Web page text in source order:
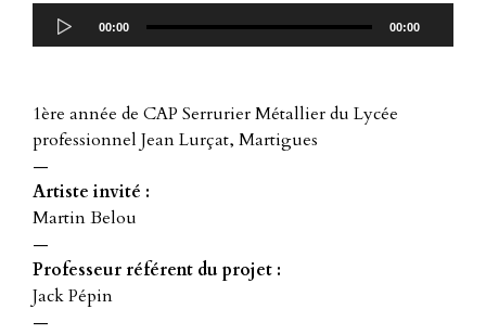
audio
00:00 00:00
1ère année de CAP Serrurier Métallier du Lycée
professionnel Jean Lurçat, Martigues
—
Artiste invité :
Martin Belou
—
Professeur référent du projet :
Jack Pépin
—